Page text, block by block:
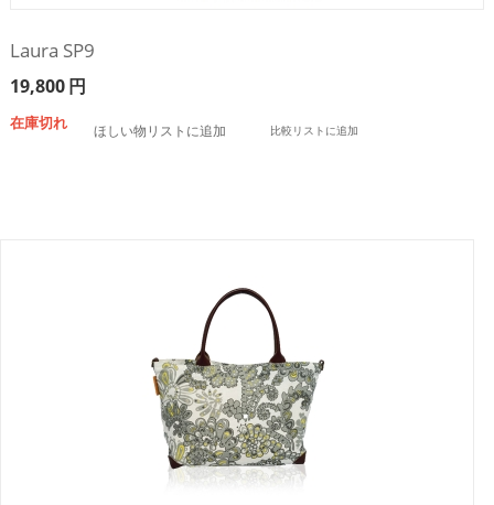
Laura SP9
19,800円
在庫切れ ほしい物リストに追加 比較リストに追加